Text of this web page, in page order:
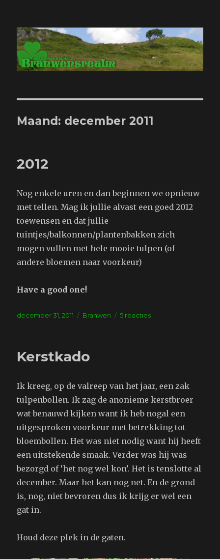
Branwensrealm.com
Maand: december 2011
2012
Nog enkele uren en dan beginnen we opnieuw
met tellen. Mag ik jullie alvast een goed 2012
toewensen en dat jullie
tuintjes/balkonnen/plantenbakken zich
mogen vullen met hele mooie tulpen (of
andere bloemen naar voorkeur)
Have a good one!
Geplaatst
december 31, 2011 Tags
Branwen 5 reactiesop
Kerstkado
Ik kreeg, op de valreep van het jaar, een zak
tulpenbollen. Ik zag de anonieme kerstbroer
wat benauwd kijken want ik heb nogal een
uitgesproken voorkeur met betrekking tot
bloembollen. Het was niet nodig want hij heeft
een uitstekende smaak. Verder was hij was
bezorgd of ‘het nog wel kon’. Het is tenslotte al
december. Maar het kan nog net. En de grond
is, nog, niet bevroren dus ik krijg er wel een
gat in.
Houd deze plek in de gaten.